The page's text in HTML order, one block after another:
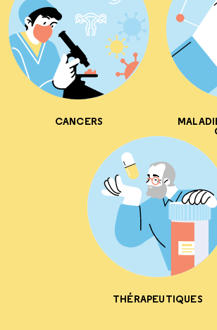
CANCERS
THÉRAPEUTIQUES